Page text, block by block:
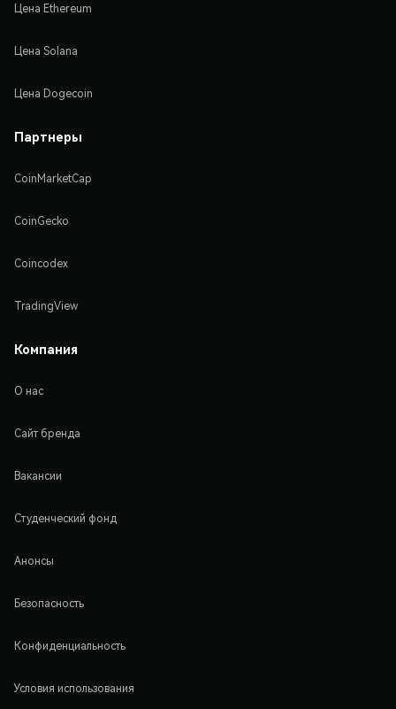
Цена Ethereum
Цена Solana
Цена Dogecoin
Партнеры
CoinMarketCap
CoinGecko
Coincodex
TradingView
Компания
О нас
Сайт бренда
Вакансии
Студенческий фонд
Анонсы
Безопасность
Конфиденциальность
Условия использования